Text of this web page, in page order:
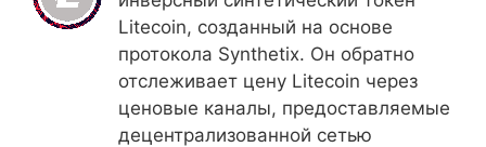
Litecoin, созданный на основе
протокола Synthetix. Он обратно
отслеживает цену Litecoin через
ценовые каналы, предоставляемые
децентрализованной сетью